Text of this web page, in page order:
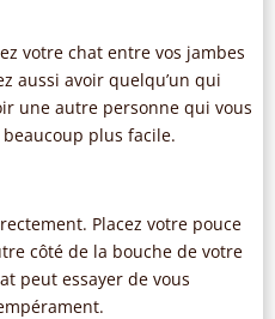
votre chat entre vos jambes
aussi avoir quelqu’un qui
une autre personne qui vous
plus facile.
Placez votre pouce
côté de la bouche de votre
peut essayer de vous